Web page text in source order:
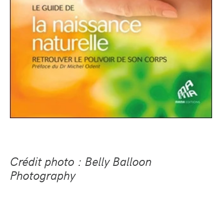
Crédit photo : Belly Balloon
Photography